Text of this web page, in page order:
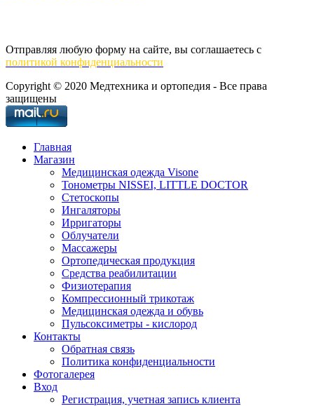
Отправляя любую форму на сайте, вы соглашаетесь с
политикой конфиденциальности
Copyright © 2020 Медтехника и ортопедия - Все права
защищены
Главная
Магазин
Медицинская одежда Visone
Тонометры NISSEI, LITTLE DOCTOR
Cтетоскопы
Ингаляторы
Ирригаторы
Облучатели
Массажеры
Ортопедическая продукция
Средства реабилитации
Физиотерапия
Компрессионный трикотаж
Медицинская одежда и обувь
Пульсоксиметры - кислород
Контакты
Обратная связь
Политика конфиденциальности
Фотогалерея
Вход
Регистрация, учетная запись клиента